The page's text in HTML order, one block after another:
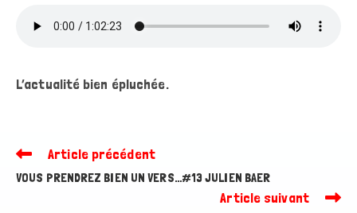
L’actualité bien épluchée.
Read
articles
Article précédent
VOUS PRENDREZ BIEN UN VERS…#13 JULIEN BAER
Article suivant